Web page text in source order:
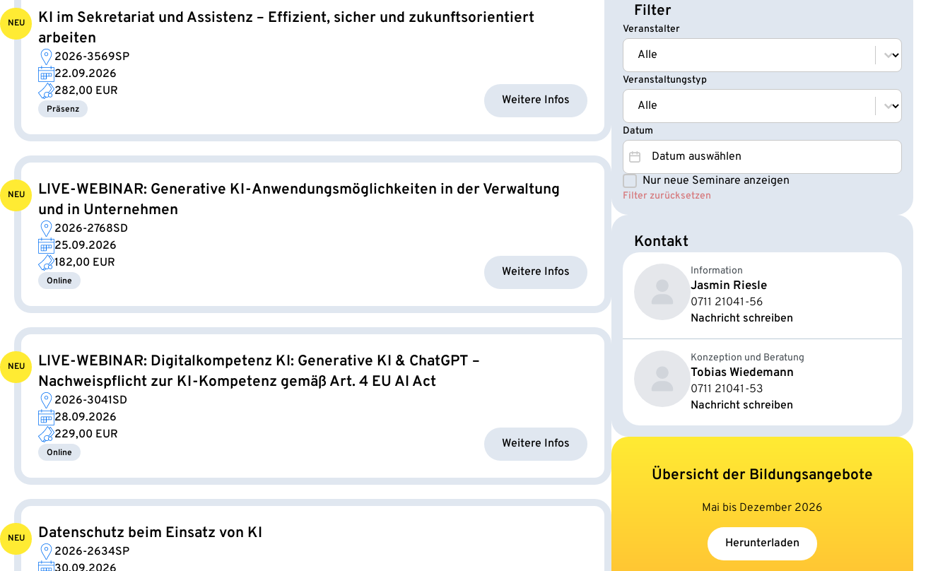
KI im Sekretariat und Assistenz – Effizient, sicher und zukunftsorientiert
arbeiten
2026-3569SP
22.09.2026
282,00 EUR
Präsenz
Weitere Infos
NEU
LIVE-WEBINAR: Generative KI-Anwendungsmöglichkeiten in der Verwaltung
und in Unternehmen
2026-2768SD
25.09.2026
182,00 EUR
Online
Weitere Infos
NEU
LIVE-WEBINAR: Digitalkompetenz KI: Generative KI & ChatGPT –
Nachweispflicht zur KI-Kompetenz gemäß Art. 4 EU AI Act
2026-3041SD
28.09.2026
229,00 EUR
Online
Weitere Infos
NEU
Datenschutz beim Einsatz von KI
2026-2634SP
NEU
Filter
Veranstalter
Veranstalter
Veranstalter
Veranstaltungstyp
Veranstaltungstyp
Veranstaltungstyp
Datum
Datum
Datum
Seminare NEU
Nur neue Seminare anzeigen
Filter zurücksetzen
Kontakt
Information
Jasmin Riesle
0711 21041-56
Nachricht schreiben
Konzeption und Beratung
Tobias Wiedemann
0711 21041-53
Nachricht schreiben
Übersicht der Bildungsangebote
Mai bis Dezember 2026
Herunterladen